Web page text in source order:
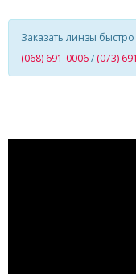
Заказать линзы быстро
(068) 691-0006/ (073)